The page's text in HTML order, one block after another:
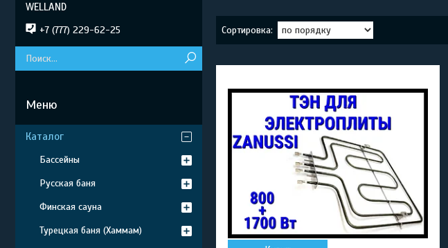
WELLAND
+7 (777) 229-62-25
Каталог
Бассейны
Русская баня
Финская сауна
Турецкая баня (Хаммам)